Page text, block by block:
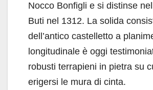
Nocco Bonfigli e si distinse
Buti nel 1312. La solida
dell’antico castelletto a
longitudinale è oggi
robusti terrapieni in pietra su
erigersi le mura di cinta.